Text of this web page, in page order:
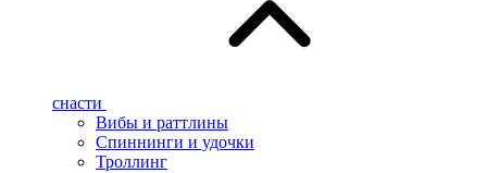
снасти
Вибы и раттлины
Спиннинги и удочки
Троллинг